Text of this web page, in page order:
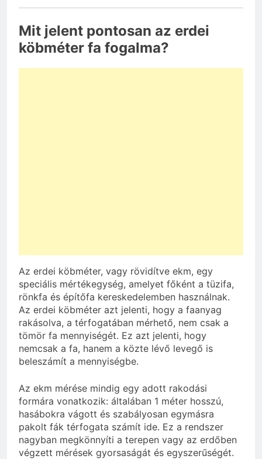
Mit jelent pontosan az erdei
köbméter fa fogalma?
Az erdei köbméter, vagy rövidítve ekm, egy
speciális mértékegység, amelyet főként a tüzifa,
rönkfa és építőfa kereskedelemben használnak.
Az erdei köbméter azt jelenti, hogy a faanyag
rakásolva, a térfogatában mérhető, nem csak a
tömör fa mennyiségét. Ez azt jelenti, hogy
nemcsak a fa, hanem a közte lévő levegő is
beleszámít a mennyiségbe.
Az ekm mérése mindig egy adott rakodási
formára vonatkozik: általában 1 méter hosszú,
hasábokra vágott és szabályosan egymásra
pakolt fák térfogata számít ide. Ez a rendszer
nagyban megkönnyíti a terepen vagy az erdőben
végzett mérések gyorsaságát és egyszerűségét.